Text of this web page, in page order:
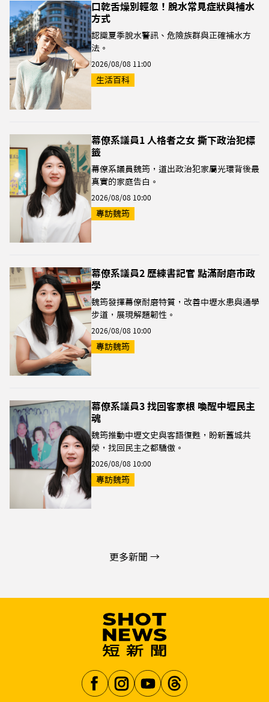
口乾舌燥別輕忽！脫水常見症狀與補水
方式
認識夏季脫水警訊、危險族群與正確補水方
法。
2026/08/08 11:00
生活百科
幕僚系議員1 人格者之女 撕下政治犯標
籤
幕僚系議員魏筠，道出政治犯家屬光環背後最
真實的家庭告白。
2026/08/08 10:00
專訪魏筠
幕僚系議員2 歷練書記官 點滿耐磨市政
學
魏筠發揮幕僚耐磨特質，改善中壢水患與通學
步道，展現解題韌性。
2026/08/08 10:00
專訪魏筠
幕僚系議員3 找回客家根 喚醒中壢民主
魂
魏筠推動中壢文史與客語復甦，盼新舊城共
榮，找回民主之都驕傲。
2026/08/08 10:00
專訪魏筠
更多新聞 →